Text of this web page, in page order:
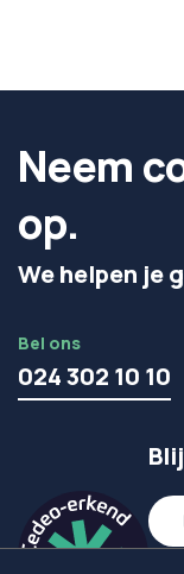
Neem
op.
We helpen je
Bel ons
024 302 10 10